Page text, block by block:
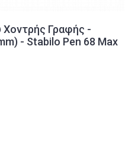
Γραφής -
- Stabilo Pen 68 Max